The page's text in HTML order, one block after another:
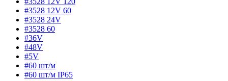
#3528 12V 60
#3528 24V
#3528 60
#36V
#48V
#5V
#60 шт/м
#60 шт/м IP65